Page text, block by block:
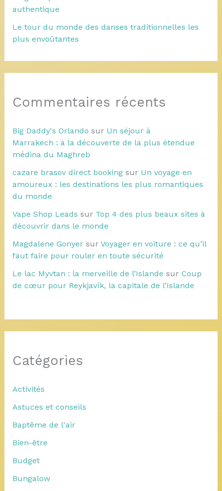
authentique
Le tour du monde des danses traditionnelles les
plus envoûtantes
Commentaires récents
Big Daddy's Orlando sur Un séjour à
Marrakech : à la découverte de la plus étendue
médina du Maghreb
cazare brasov direct bookingsur Un voyage en
amoureux : les destinations les plus romantiques
du monde
Vape Shop Leads sur Top 4 des plus beaux sites à
découvrir dans le monde
Magdalene Gonyersur Voyager en voiture : ce qu’il
faut faire pour rouler en toute sécurité
Le lac Myvtan : la merveille de l’Islande sur Coup
de cœur pour Reykjavík, la capitale de l’Islande
Catégories
Activités
Astuces et conseils
Baptême de l'air
Bien-être
Budget
Bungalow